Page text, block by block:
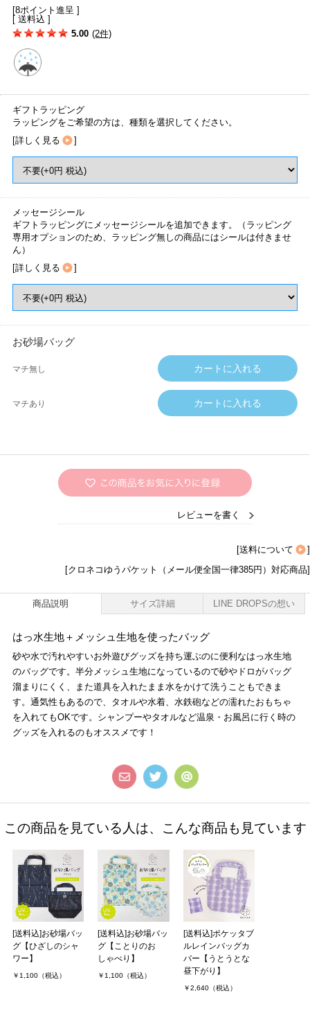
[8ポイント進呈 ]
[ 送料込 ]
5.00 (2件)
ギフトラッピング
ラッピングをご希望の方は、種類を選択してください。
[詳しく見る ]
メッセージシール
ギフトラッピングにメッセージシールを追加できます。（ラッピング
専用オプションのため、ラッピング無しの商品にはシールは付きませ
ん）
[詳しく見る ]
お砂場バッグ
マチ無し
マチあり
レビューを書く
[送料について
]
[クロネコゆうパケット（メール便全国一律385円）対応商品]
商品説明 サイズ詳細 LINE DROPSの想い
はっ水生地＋メッシュ生地を使ったバッグ
砂や水で汚れやすいお外遊びグッズを持ち運ぶのに便利なはっ水生地
のバッグです。半分メッシュ生地になっているので砂やドロがバッグ
溜まりにくく、また道具を入れたまま水をかけて洗うこともできま
す。通気性もあるので、タオルや水着、水鉄砲などの濡れたおもちゃ
を入れてもOKです。シャンプーやタオルなど温泉・お風呂に行く時の
グッズを入れるのもオススメです！
この商品を見ている人は、こんな商品も見ています
[送料込]お砂場バッ
グ【ひざしのシャ
ワー】
￥1,100（税込）
[送料込]お砂場バッ
グ【ことりのお
しゃべり】
￥1,100（税込）
[送料込]ポケッタブ
ルレインバッグカ
バー【うとうとな
昼下がり】
￥2,640（税込）